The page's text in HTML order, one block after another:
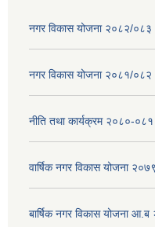
नगर विकास योजना २०८२/०८३
नगर विकास योजना २०८१/०८२
नीति तथा कार्यक्रम २०८०-०८१
वार्षिक नगर विकास योजना
बार्षिक नगर विकास योजना